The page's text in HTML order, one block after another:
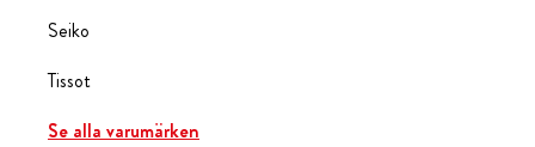
Seiko
Tissot
Se alla varumärken